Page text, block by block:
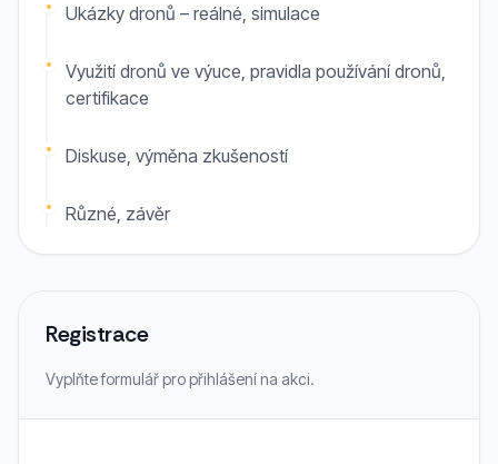
Ukázky dronů – reálné, simulace
Využití dronů ve výuce, pravidla používání dronů,
certifikace
Diskuse, výměna zkušeností
Různé, závěr
Registrace
Vyplňte formulář pro přihlášení na akci.